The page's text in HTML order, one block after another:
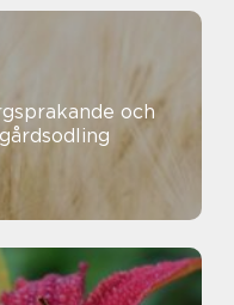
och